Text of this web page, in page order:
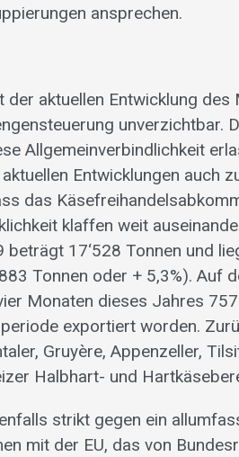
ansprechen.
der aktuellen Entwicklung
unverzichtbar.
Allgemeinverbindlichkeit
Entwicklungen auch
das
klaffen weit
17‘528 Tonnen und
Tonnen oder + 5,3%). Auf
Monaten dieses Jahres
exportiert worden.
Gruyère, Appenzeller,
Halbhart- und
strikt gegen ein
mit der EU, das von